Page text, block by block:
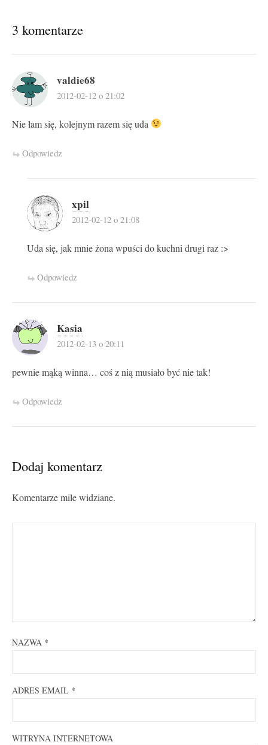
3 komentarze
valdie68
2012-02-12 o 21:02
Nie łam się, kolejnym razem się uda
Odpowiedz
xpil
2012-02-12 o 21:08
Uda się, jak mnie żona wpuści do kuchni drugi raz :>
Odpowiedz
Kasia
2012-02-13 o 20:11
pewnie mąką winna… coś z nią musiało być nie tak!
Odpowiedz
Dodaj komentarz
Komentarze mile widziane.
NAZWA *
ADRES EMAIL *
WITRYNA INTERNETOWA